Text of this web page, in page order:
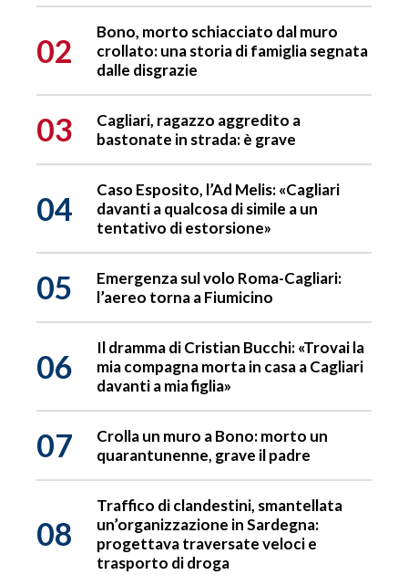
02
Bono, morto schiacciato dal muro
crollato: una storia di famiglia segnata
dalle disgrazie
03
Cagliari, ragazzo aggredito a
bastonate in strada: è grave
04
Caso Esposito, l’Ad Melis: «Cagliari
davanti a qualcosa di simile a un
tentativo di estorsione»
05
Emergenza sul volo Roma-Cagliari:
l’aereo torna a Fiumicino
06
Il dramma di Cristian Bucchi: «Trovai la
mia compagna morta in casa a Cagliari
davanti a mia figlia»
07
Crolla un muro a Bono: morto un
quarantunenne, grave il padre
08
Traffico di clandestini, smantellata
un’organizzazione in Sardegna:
progettava traversate veloci e
trasporto di droga